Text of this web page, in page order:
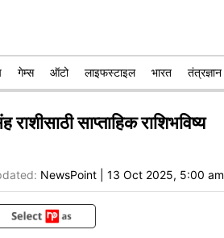
गेम्स ऑटो लाइफस्टाइल भारत तंत्रज्ञान
राशीसाठी साप्ताहिक राशिभविष्य
NewsPoint 13 Oct 2025, 5:00 am